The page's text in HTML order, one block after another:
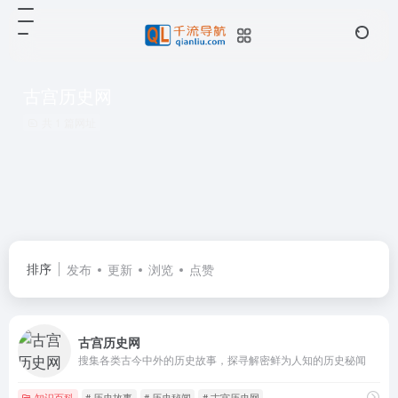
排序 发布 更新 浏览 点赞
古宫历史网
搜集各类古今中外的历史故事，探寻解密鲜为人知的历史秘闻